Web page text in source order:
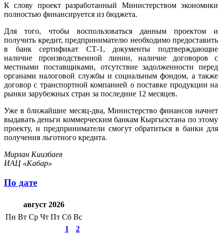
К слову проект разработанный Министерством экономики
полностью финансируется из бюджета.
Для того, чтобы воспользоваться данным проектом и
получить кредит, предпринимателю необходимо предоставить
в банк сертификат СТ-1, документы подтверждающие
наличие производственной линии, наличие договоров с
местными поставщиками, отсутствие задолженности перед
органами налоговой службы и социальным фондом, а также
договор с транспортной компанией о поставке продукции на
рынки зарубежных стран за последние 12 месяцев.
Уже в ближайшие месяц-два, Министерство финансов начнет
выдавать деньги коммерческим банкам Кыргызстана по этому
проекту, и предприниматели смогут обратиться в банки для
получения льготного кредита.
Мирлан Киизбаев
ИАЦ «Кабар»
По дате
август 2026
Пн Вт Ср Чт Пт Сб Вс
1
2